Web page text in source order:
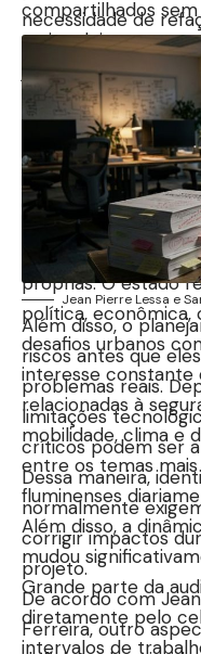
compartilhados sem
muitos leitores
jornalísticos com
Esse movimento
portais locais e
cobertura
determinadas
No caso do Rio de
informação
próprias. O estado
política, econômica,
desafios urbanos
interesse constante
relacionadas à
mobilidade, clima e
entre os temas
fluminenses
Além disso, a
mudou
Grande parte da
diretamente pelo
intervalos de
necessidade de
Jean Pierre Lessa e
Além disso, o
riscos antes que
problemas reais.
limitações
críticos podem ser
Dessa maneira,
normalmente
corrigir impactos
projeto.
De acordo com
Ferreira, outro